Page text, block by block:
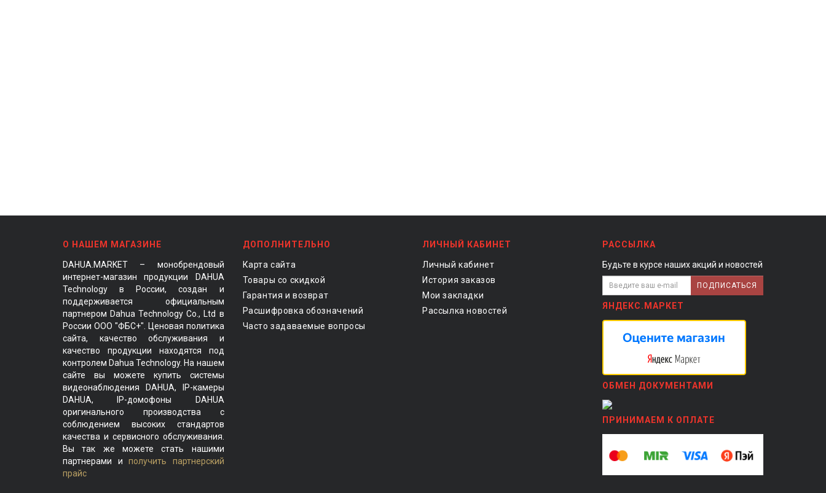
О НАШЕМ МАГАЗИНЕ
DAHUA.MARKET – монобрендовый
интернет-магазин продукции DAHUA
Technology в России, создан и
поддерживается официальным
партнером Dahua Technology Co., Ltd в
России ООО "ФБС+". Ценовая политика
сайта, качество обслуживания и
качество продукции находятся под
контролем Dahua Technology. На нашем
сайте вы можете купить системы
видеонаблюдения DAHUA, IP-камеры
DAHUA, IP-домофоны DAHUA
оригинального производства с
соблюдением высоких стандартов
качества и сервисного обслуживания.
Вы так же можете стать нашими
партнерами и получить партнерский
прайс
ДОПОЛНИТЕЛЬНО
Карта сайта
Товары со скидкой
Гарантия и возврат
Расшифровка обозначений
Часто задаваемые вопросы
ЛИЧНЫЙ КАБИНЕТ
Личный кабинет
История заказов
Мои закладки
Рассылка новостей
РАССЫЛКА
Будьте в курсе наших акций и новостей
ПОДПИСАТЬСЯ
ЯНДЕКС.МАРКЕТ
ОБМЕН ДОКУМЕНТАМИ
ПРИНИМАЕМ К ОПЛАТЕ